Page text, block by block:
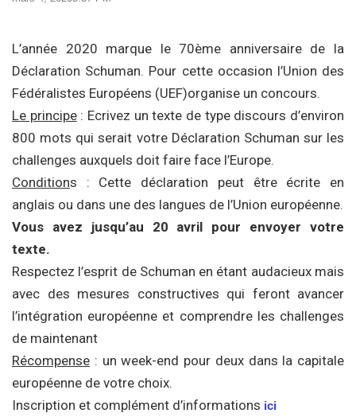
L’année 2020 marque le 70ème anniversaire de la
Déclaration Schuman. Pour cette occasion l’Union des
Fédéralistes Européens (UEF)organise un concours.
Le principe: Ecrivez un texte de type discours d’environ
800 mots qui serait votre Déclaration Schuman sur les
challenges auxquels doit faire face l’Europe.
Conditions : Cette déclaration peut être écrite en
anglais ou dans une des langues de l’Union européenne.
Vous avez jusqu’au 20 avril pour envoyer votre
texte.
Respectez l’esprit de Schuman en étant audacieux mais
avec des mesures constructives qui feront avancer
l’intégration européenne et comprendre les challenges
de maintenant
Récompense : un week-end pour deux dans la capitale
européenne de votre choix.
Inscription et complément d’informations ici